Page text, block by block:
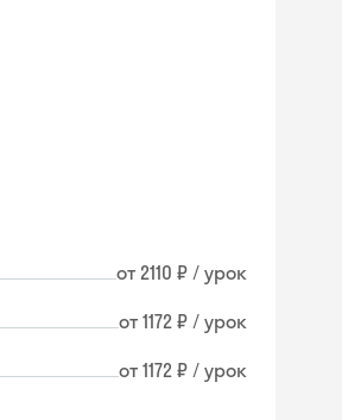
от 2110 ₽ / урок
от 1172 ₽ / урок
от 1172 ₽ / урок